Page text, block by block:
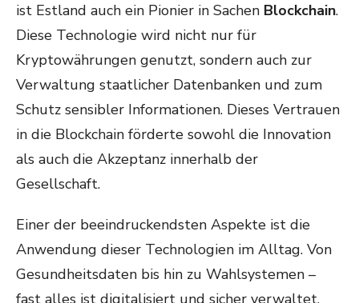
ist Estland auch ein Pionier in Sachen Blockchain.
Diese Technologie wird nicht nur für
Kryptowährungen genutzt, sondern auch zur
Verwaltung staatlicher Datenbanken und zum
Schutz sensibler Informationen. Dieses Vertrauen
in die Blockchain förderte sowohl die Innovation
als auch die Akzeptanz innerhalb der
Gesellschaft.
Einer der beeindruckendsten Aspekte ist die
Anwendung dieser Technologien im Alltag. Von
Gesundheitsdaten bis hin zu Wahlsystemen –
fast alles ist digitalisiert und sicher verwaltet.